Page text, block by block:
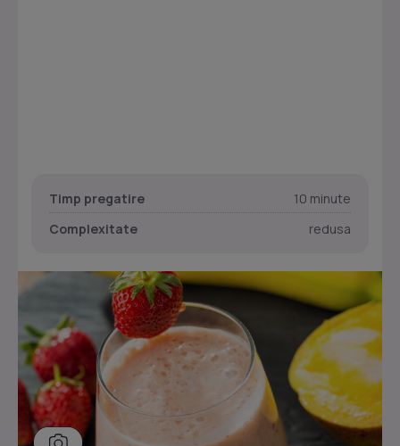
Timp pregatire
10 minute
Complexitate
redusa